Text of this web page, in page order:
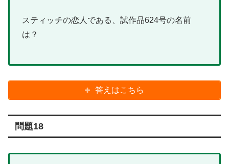
スティッチの恋人である、試作品624号の名前
は？
答えはこちら
問題18